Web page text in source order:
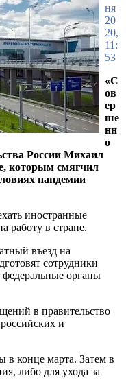
ня
20
20,
11:
53
«С
ов
ер
ше
нн
о
России Михаил
которым смягчил
пандемии
иностранные
работу в стране.
въезд на
сотрудники
органы
в правительство
и
конце марта. Затем в
либо для ухода за